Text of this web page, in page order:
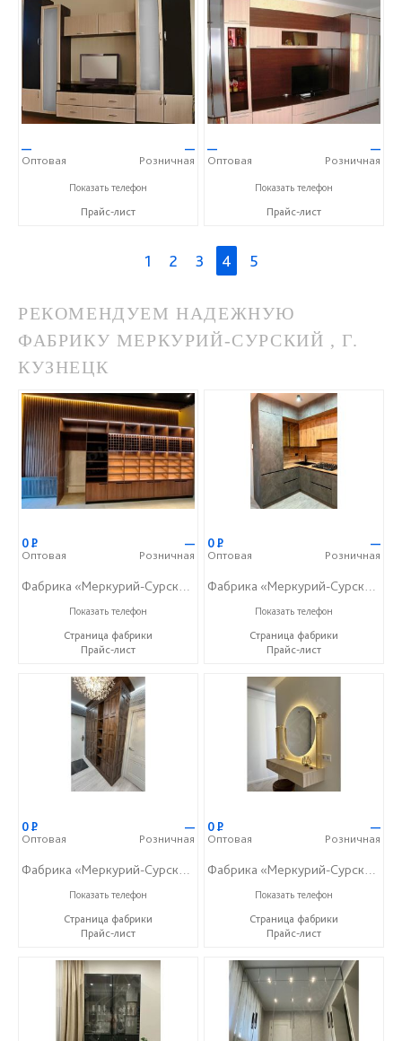
—
Оптовая
—
Розничная
+7 (905) 604-65-94
Показать телефон
Прайс-лист
—
Оптовая
—
Розничная
+7 (905) 604-65-94
Показать телефон
Прайс-лист
1 2 3 4 5
РЕКОМЕНДУЕМ НАДЕЖНУЮ
ФАБРИКУ МЕРКУРИЙ-СУРСКИЙ , Г.
КУЗНЕЦК
0Р
Оптовая
—
Розничная
Фабрика «Меркурий-Сурский»
+7 (8415) 73-05-06
Показать телефон
Страница фабрики
Прайс-лист
0Р
Оптовая
—
Розничная
Фабрика «Меркурий-Сурский»
+7 (8415) 73-05-06
Показать телефон
Страница фабрики
Прайс-лист
0Р
Оптовая
—
Розничная
+7 (8415) 73-05-06
Показать телефон
Страница фабрики
Прайс-лист
0Р
Оптовая
—
Розничная
+7 (8415) 73-05-06
Показать телефон
Страница фабрики
Прайс-лист